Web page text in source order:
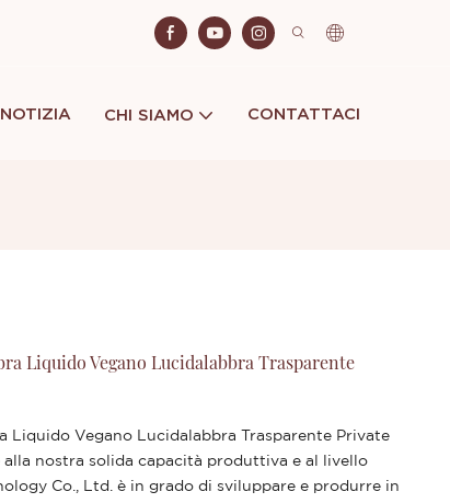
NOTIZIA CHI SIAMO CONTATTACI
Liquido Vegano Lucidalabbra Trasparente
Liquido Vegano Lucidalabbra Trasparente Private
alla nostra solida capacità produttiva e al livello
Co., Ltd. è in grado di sviluppare e produrre in